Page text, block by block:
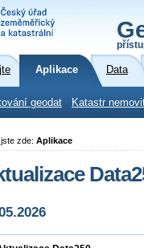
Aplikace Data
geodat Katastr
zde: Aplikace